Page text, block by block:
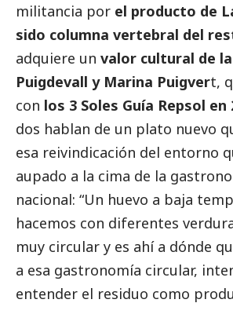
militancia por el producto de
sido columna vertebral del
adquiere un valor cultural de
Puigdevall y Marina Puigvert,
con los 3 Soles Guía Repsol en
dos hablan de un plato nuevo
esa reivindicación del entorno
aupado a la cima de la
nacional: “Un huevo a baja
hacemos con diferentes
muy circular y es ahí a dónde
a esa gastronomía circular,
entender el residuo como